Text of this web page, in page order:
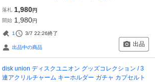
落札 1,980円
開始 1,980円
1 3/7 22:26終了
出品中の商品 出品
disk union ディスクユニオン グッズコレクション / 3
連アクリルチャーム キーホルダー ガチャ カプセルト